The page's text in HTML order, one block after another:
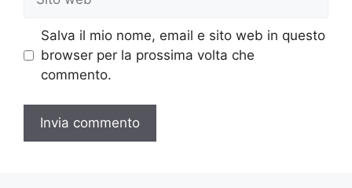
web
Salva il mio nome, email e sito web in questo
browser per la prossima volta che
commento.